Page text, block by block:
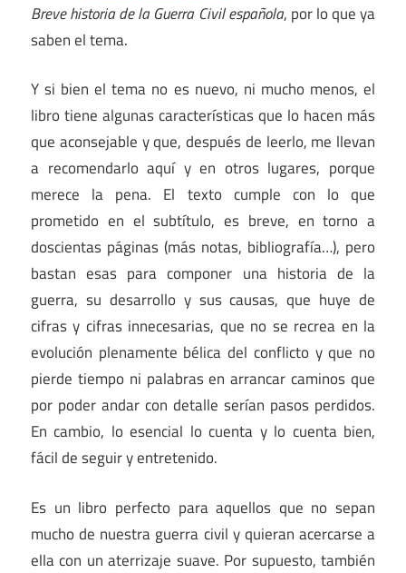
Breve historia de la Guerra Civil española, por lo que ya
saben el tema.
Y si bien el tema no es nuevo, ni mucho menos, el
libro tiene algunas características que lo hacen más
que aconsejable y que, después de leerlo, me llevan
a recomendarlo aquí y en otros lugares, porque
merece la pena. El texto cumple con lo que
prometido en el subtítulo, es breve, en torno a
doscientas páginas (más notas, bibliografía…), pero
bastan esas para componer una historia de la
guerra, su desarrollo y sus causas, que huye de
cifras y cifras innecesarias, que no se recrea en la
evolución plenamente bélica del conflicto y que no
pierde tiempo ni palabras en arrancar caminos que
por poder andar con detalle serían pasos perdidos.
En cambio, lo esencial lo cuenta y lo cuenta bien,
fácil de seguir y entretenido.
Es un libro perfecto para aquellos que no sepan
mucho de nuestra guerra civil y quieran acercarse a
ella con un aterrizaje suave. Por supuesto, también